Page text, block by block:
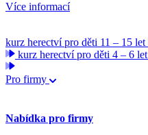
Více informací
kurz herectví pro děti 11 – 15 let
kurz herectví pro děti 4 – 6 let
Pro firmy
Nabídka pro firmy